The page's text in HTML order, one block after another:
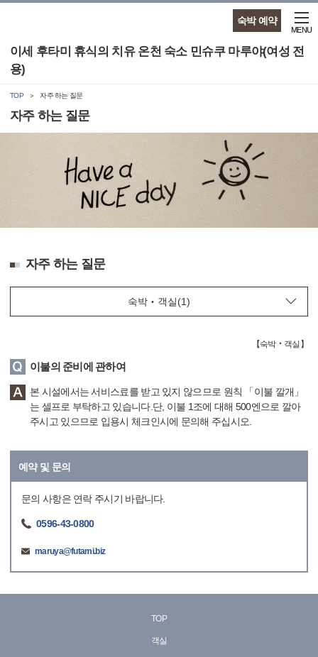
숙박 예약
이세 후타미 휴식의 치유 온천 숙소 민슈쿠 마루야(여성 전
용)
MENU
TOP 자주 하는 질문
자주 하는 질문
자주 하는 질문
【숙박‧객실 】
이불의 준비에 관하여
본 시설에서는 서비스료를 받고 있지 않으므로 원칙 「이불 깔개」
는 셀프로 부탁하고 있습니다.단, 이불 1조에 대해 500엔으로 깔아
주시고 있으므로 입용시 체크인시에 문의해 주십시오.
예약 및 문의
문의 사항은 연락 주시기 바랍니다.
0596-43-0800
maruya@futami.biz
TOP
객실